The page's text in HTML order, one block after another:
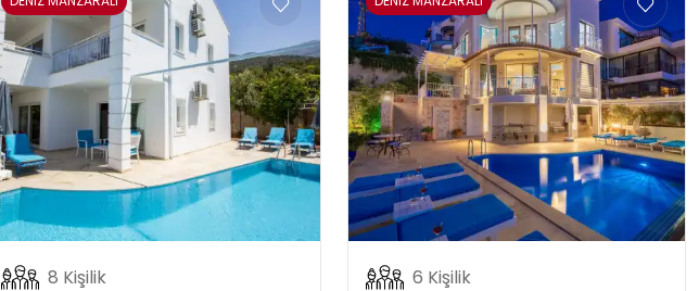
8 Kişilik 6 Kişilik